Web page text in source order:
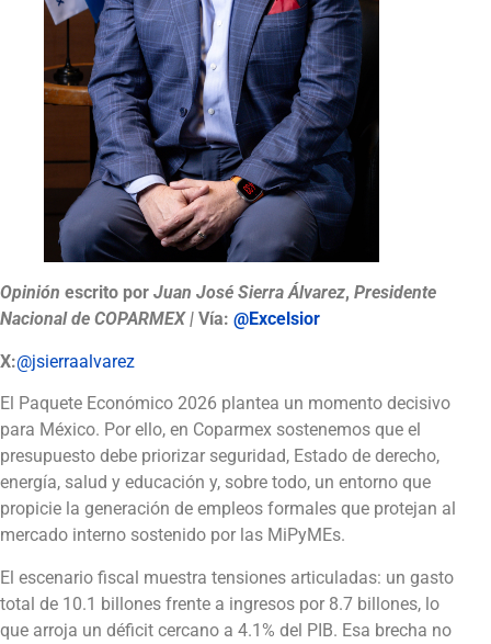
Opinión escrito por Juan José Sierra Álvarez, Presidente
Nacional de COPARMEX | Vía: @Excelsior
X:@jsierraalvarez
El Paquete Económico 2026 plantea un momento decisivo
para México. Por ello, en Coparmex sostenemos que el
presupuesto debe priorizar seguridad, Estado de derecho,
energía, salud y educación y, sobre todo, un entorno que
propicie la generación de empleos formales que protejan al
mercado interno sostenido por las MiPyMEs.
El escenario fiscal muestra tensiones articuladas: un gasto
total de 10.1 billones frente a ingresos por 8.7 billones, lo
que arroja un déficit cercano a 4.1% del PIB. Esa brecha no